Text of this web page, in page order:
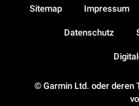
© Garmin Ltd. oder deren
Sitemap Impressum
Datenschutz